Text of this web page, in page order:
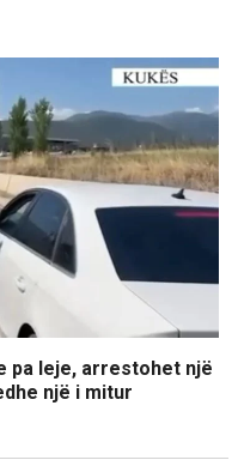
pa leje, arrestohet një
një i mitur